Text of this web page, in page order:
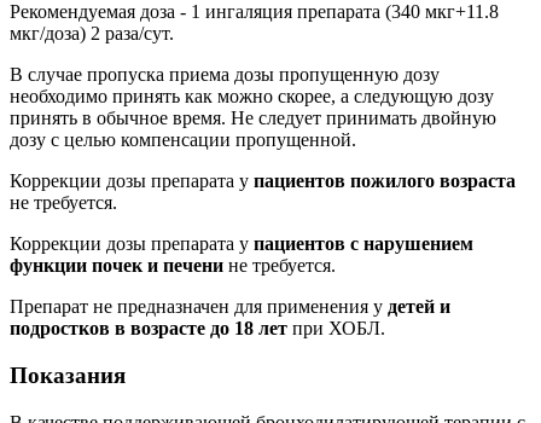
Рекомендуемая доза - 1 ингаляция препарата (340 мкг+11.8
мкг/доза) 2 раза/сут.
В случае пропуска приема дозы пропущенную дозу
необходимо принять как можно скорее, а следующую дозу
принять в обычное время. Не следует принимать двойную
дозу с целью компенсации пропущенной.
Коррекции дозы препарата у пациентов пожилого возраста
не требуется.
Коррекции дозы препарата у пациентов с нарушением
функции почек и печени не требуется.
Препарат не предназначен для применения у детей и
подростков в возрасте до 18 лет при ХОБЛ.
Показания